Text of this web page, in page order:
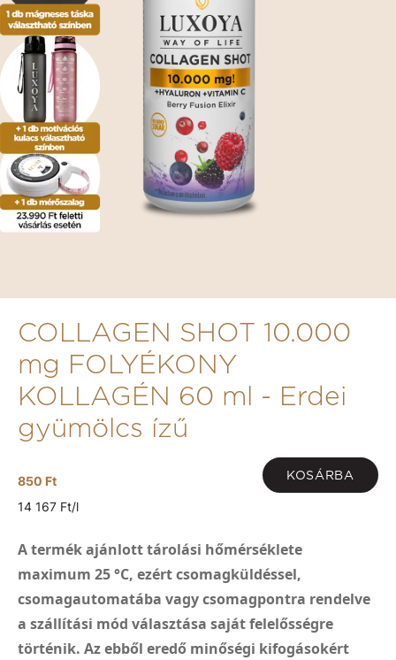
COLLAGEN SHOT 10.000
mg FOLYÉKONY
KOLLAGÉN 60 ml - Erdei
gyümölcs ízű
850 Ft KOSÁRBA
14 167 Ft/l
A termék ajánlott tárolási hőmérséklete
maximum 25 °C, ezért csomagküldéssel,
csomagautomatába vagy csomagpontra rendelve
a szállítási mód választása saját felelősségre
történik. Az ebből eredő minőségi kifogásokért